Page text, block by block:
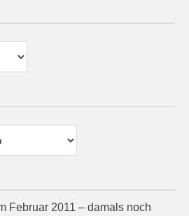
Februar 2011 – damals noch